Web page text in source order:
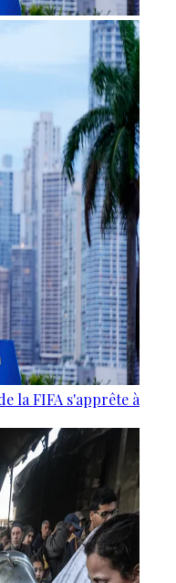
la FIFA s'apprête à